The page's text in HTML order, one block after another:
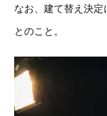
なお、建て替え決
とのこと。